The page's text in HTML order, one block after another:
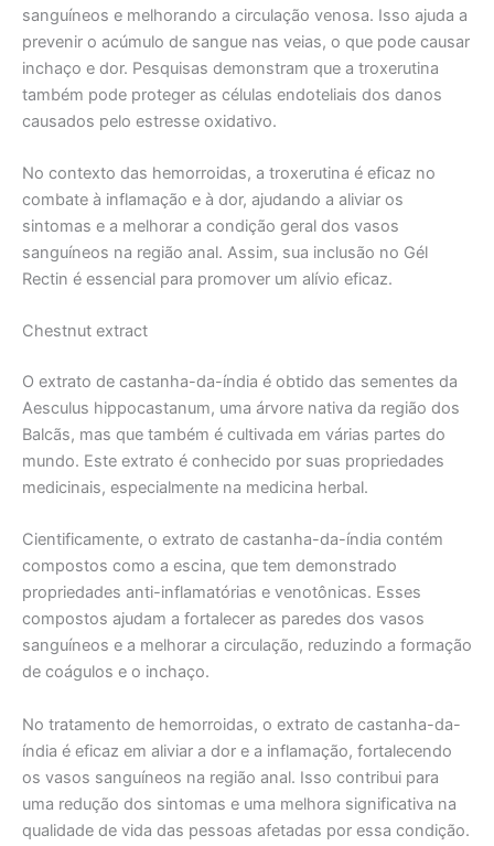
sanguíneos e melhorando a circulação venosa. Isso ajuda a
prevenir o acúmulo de sangue nas veias, o que pode causar
inchaço e dor. Pesquisas demonstram que a troxerutina
também pode proteger as células endoteliais dos danos
causados pelo estresse oxidativo.
No contexto das hemorroidas, a troxerutina é eficaz no
combate à inflamação e à dor, ajudando a aliviar os
sintomas e a melhorar a condição geral dos vasos
sanguíneos na região anal. Assim, sua inclusão no Gél
Rectin é essencial para promover um alívio eficaz.
Chestnut extract
O extrato de castanha-da-índia é obtido das sementes da
Aesculus hippocastanum, uma árvore nativa da região dos
Balcãs, mas que também é cultivada em várias partes do
mundo. Este extrato é conhecido por suas propriedades
medicinais, especialmente na medicina herbal.
Cientificamente, o extrato de castanha-da-índia contém
compostos como a escina, que tem demonstrado
propriedades anti-inflamatórias e venotônicas. Esses
compostos ajudam a fortalecer as paredes dos vasos
sanguíneos e a melhorar a circulação, reduzindo a formação
de coágulos e o inchaço.
No tratamento de hemorroidas, o extrato de castanha-da-
índia é eficaz em aliviar a dor e a inflamação, fortalecendo
os vasos sanguíneos na região anal. Isso contribui para
uma redução dos sintomas e uma melhora significativa na
qualidade de vida das pessoas afetadas por essa condição.